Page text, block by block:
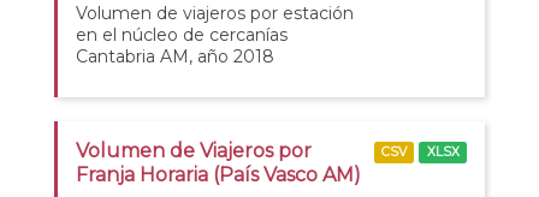
Volumen de viajeros por estación
en el núcleo de cercanías
Cantabria AM, año 2018
Volumen de Viajeros por
Franja Horaria (País Vasco AM)
CSV XLSX